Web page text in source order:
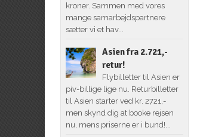
kroner. Sammen med vores
mange samarbejdspartnere
sætter vi et hav...
Asien fra 2.721,-
retur!
Flybilletter til Asien er
piv-billige lige nu. Returbilletter
til Asien starter ved kr. 2721,-
men skynd dig at booke rejsen
nu, mens priserne er i bund!...